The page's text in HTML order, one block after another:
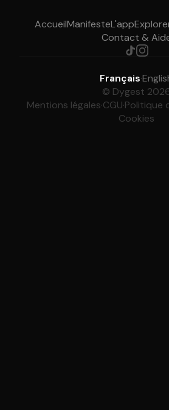
AccueilManifesteL'app
Contact &
Français·
© Dygest
Mentions légales·CGU·Politique
Cookies